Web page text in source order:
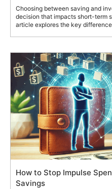
Choosing between saving and
decision that impacts short-term
article explores the key
How to Stop Impulse
Savings